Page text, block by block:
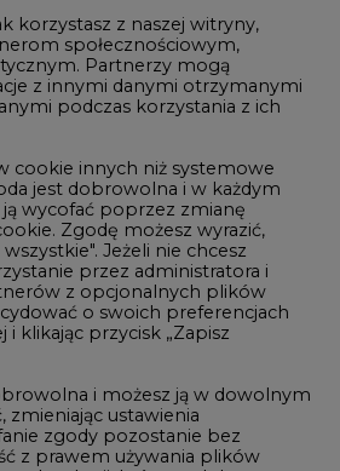
i IT
korzystasz z naszej witryny,
społecznościowym,
Partnerzy mogą
z innymi danymi otrzymanymi
podczas korzystania z ich
cookie innych niż systemowe
jest dobrowolna i w każdym
wycofać poprzez zmianę
Zgodę możesz wyrazić,
Jeżeli nie chcesz
przez administratora i
z opcjonalnych plików
o swoich preferencjach
i klikając przycisk „Zapisz
i możesz ją w dowolnym
ustawienia
zgody pozostanie bez
z prawem używania plików